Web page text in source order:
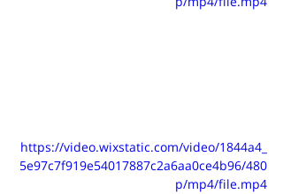
https://video.wixstatic.com/video/1844a4_
5e97c7f919e54017887c2a6aa0ce4b96/480
p/mp4/file.mp4